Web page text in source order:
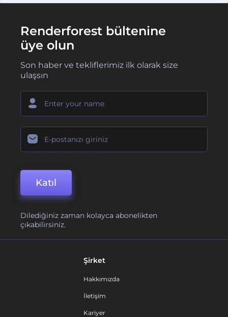
Renderforest bültenine
üye olun
Son haber ve tekliflerimiz ilk olarak size
ulaşsın
Katıl
Dilediğiniz zaman kolayca abonelikten
çıkabilirsiniz.
Şirket
Hakkımızda
İletişim
Kariyer